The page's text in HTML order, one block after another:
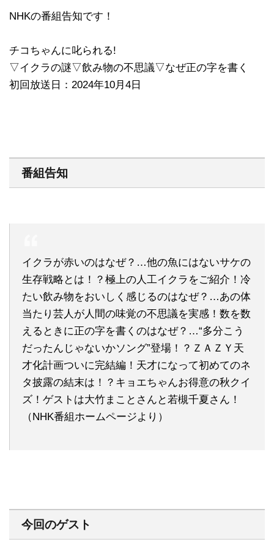
NHKの番組告知です！
チコちゃんに叱られる!
▽イクラの謎▽飲み物の不思議▽なぜ正の字を書く
初回放送日：2024年10月4日
番組告知
イクラが赤いのはなぜ？…他の魚にはないサケの
生存戦略とは！？極上の人工イクラをご紹介！冷
たい飲み物をおいしく感じるのはなぜ？…あの体
当たり芸人が人間の味覚の不思議を実感！数を数
えるときに正の字を書くのはなぜ？…“多分こう
だったんじゃないかソング”登場！？ＺＡＺＹ天
才化計画ついに完結編！天才になって初めてのネ
タ披露の結末は！？キョエちゃんお得意の秋クイ
ズ！ゲストは大竹まことさんと若槻千夏さん！
（NHK番組ホームページより）
今回のゲスト